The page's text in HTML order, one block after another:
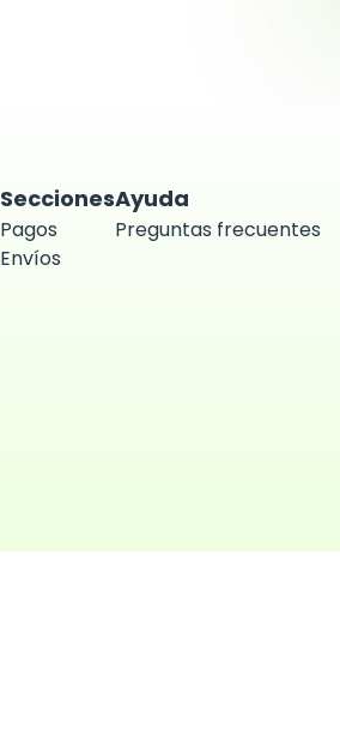
Secciones
Pagos
Envíos
Ayuda
Preguntas frecuentes